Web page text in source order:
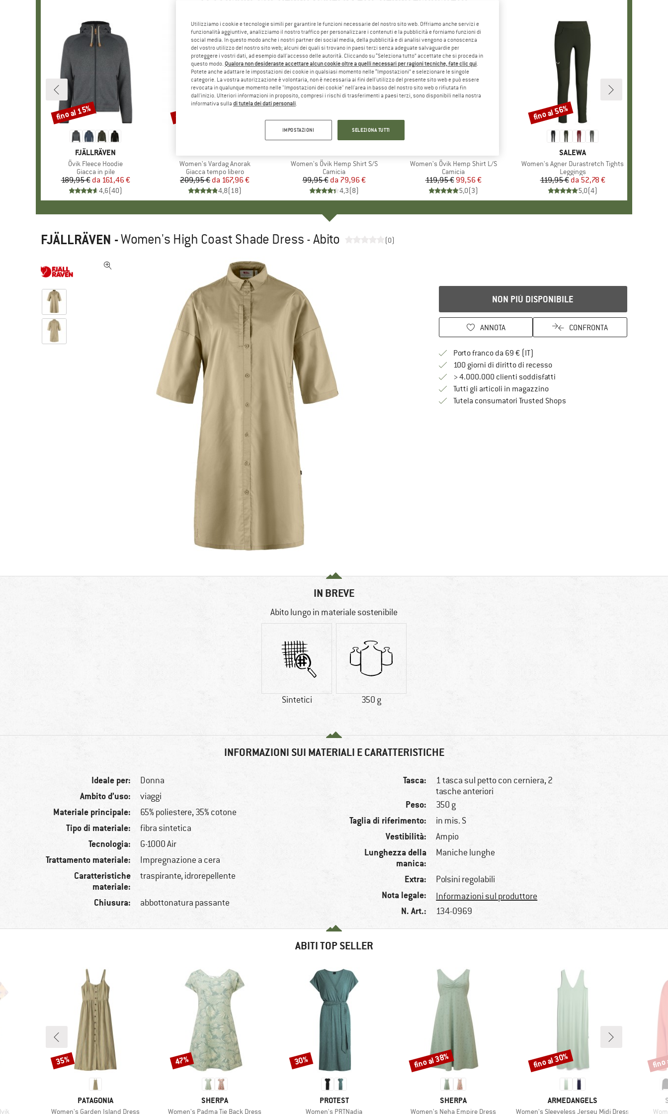
MARCHIO
FJÄLLRÄVEN
Articolo
Övik Fleece Hoodie
Gruppo di prodotti
Giacca in pile
Prezzo
189,95 € Prezzo ridotto
da 161,46 €
4,6(40)
Sconto
fino al 15%
Articolo
Women's Vardag Anorak
Gruppo di prodotti
Giacca tempo libero
Prezzo
209,95 € Prezzo ridotto
da 167,96 €
4,8(18)
Sconto
fino al 20%
Articolo
Women's Övik Hemp Shirt S/S
Gruppo di prodotti
Camicia
Prezzo
99,95 € Prezzo ridotto
da 79,96 €
4,3(8)
fino al 20%
Articolo
Women's Övik Hemp Shirt L/S
Gruppo di prodotti
Camicia
Prezzo
119,95 €Prezzo ridotto
99,56 €
5,0(3)
MARCHIO
SALEWA
Articolo
Women's Agner Durastretch Tights
Gruppo di prodotti
Leggings
Prezzo
119,95 € Prezzo ridotto
da 52,78 €
5,0(4)
Sconto
fino al 56%
FJÄLLRÄVEN -Women's High Coast Shade Dress - Abito (0)
NON PIÙ DISPONIBILE
ANNOTA CONFRONTA
Porto franco da 69 € (IT)
100 giorni di diritto di recessoVai alla politica di recesso qui Si
> 4.000.000 clienti soddisfatti
Tutti gli articoli in magazzino
Tutela consumatori Trusted ShopsTrovi tutte le informazioni qui!
IN BREVE
Abito lungo in materiale sostenibile
Sintetici 350 g
INFORMAZIONI SUI MATERIALI E CARATTERISTICHE
Ideale per: Donna
Ambito d’uso: viaggi
Materiale principale: 65% poliestere, 35% cotone
Tipo di materiale: fibra sintetica
Tecnologia: G-1000 Air
Trattamento materiale: Impregnazione a cera
Caratteristiche
materiale:
traspirante, idrorepellente
Chiusura: abbottonatura passante
Tasca:
1 tasca sul petto con cerniera, 2
tasche anteriori
Peso: 350 g
Taglia di riferimento: in mis. S
Vestibilità: Ampio
Lunghezza della
manica:
Maniche lunghe
Extra: Polsini regolabili
Nota legale: Informazioni sul produttore
N. Art.: 134-0969
ABITI TOP SELLER
MARCHIO
PATAGONIA
Articolo
Women's Garden Island Dress
Sconto
35%
MARCHIO
SHERPA
Articolo
Women's Padma Tie Back Dress
Sconto
47%
MARCHIO
PROTEST
Articolo
Women's PRTNadia
Sconto
30%
MARCHIO
SHERPA
Articolo
Women's Neha Empire Dress
Sconto
fino al 38%
MARCHIO
ARMEDANGELS
Articolo
Women's Sleeveless Jersey Midi Dress
Sconto
fino al 30% fino
Utilizziamo i cookie e tecnologie simili per garantire le funzioni necessarie del nostro sito web. Offriamo anche servizi e
funzionalità aggiuntive, analizziamo il nostro traffico per personalizzare i contenuti e la pubblicità e forniamo funzioni di
social media. In questo modo anche i nostri partner dei social media, della pubblicità e di analisi vengono a conoscenza
del vostro utilizzo del nostro sito web; alcuni dei quali si trovano in paesi terzi senza adeguate salvaguardie per
proteggere i vostri dati, ad esempio dall'accesso delle autorità. Cliccando su “Seleziona tutto” accettate che si proceda in
questo modo. Qualora non desideraste accettare alcun cookie oltre a quelli necessari per ragioni tecniche, fate clic qui.
Potete anche adattare le impostazioni dei cookie in qualsiasi momento nelle “Impostazioni” e selezionare le singole
categorie. La vostra autorizzazione è volontaria, non è necessaria ai fini dell'utilizzo del presente sito web e può essere
revocata in qualunque momento nelle "Impostazioni dei cookie" nell'area in basso del nostro sito web o rifiutata fin
dall'inizio. Ulteriori informazioni in proposito, compresi i rischi di trasferimenti a paesi terzi, sono disponibili nella nostra
informativa sulla di tutela dei dati personali.
IMPOSTAZIONI SELEZIONA TUTTI